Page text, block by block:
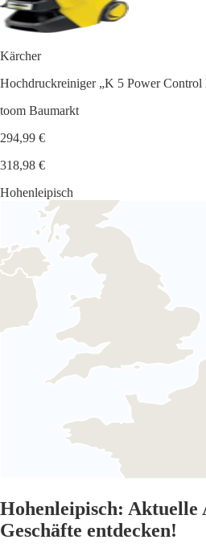
Kärcher
Hochdruckreiniger „K 5 Power Control
toom Baumarkt
294,99 €
318,98 €
Hohenleipisch
Hohenleipisch: Aktuelle
Geschäfte entdecken!